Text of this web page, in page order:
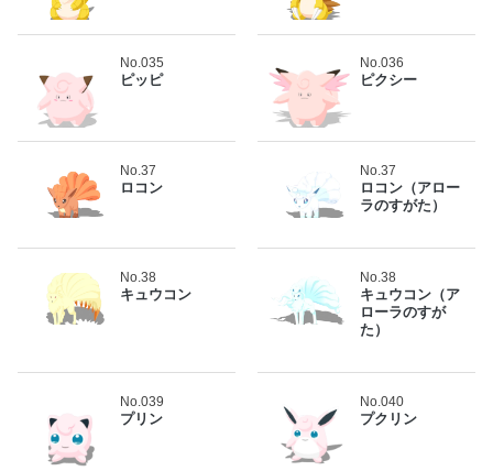
No.035
ピッピ
No.036
ピクシー
No.37
ロコン
No.37
ロコン（アロー
ラのすがた）
No.38
キュウコン
No.38
キュウコン（ア
ローラのすが
た）
No.039
プリン
No.040
プクリン